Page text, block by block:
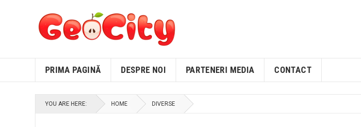
PRIMA PAGINĂ DESPRE NOI PARTENERI MEDIA CONTACT
YOU ARE HERE: HOME DIVERSE